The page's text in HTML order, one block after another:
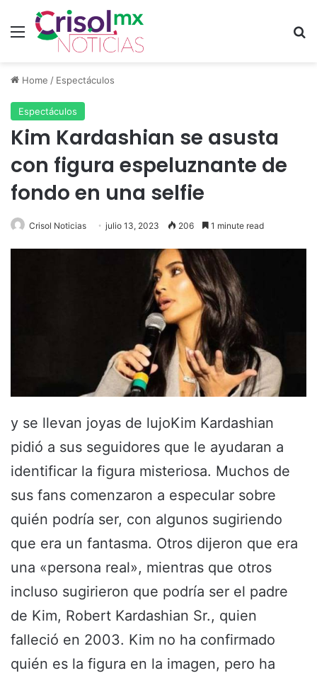
Menu
Home / Espectáculos
Espectáculos
Kim Kardashian se asusta
con figura espeluznante de
fondo en una selfie
Crisol Noticias julio 13, 2023 206 1 minute read
y se llevan joyas de lujoKim Kardashian
pidió a sus seguidores que le ayudaran a
identificar la figura misteriosa. Muchos de
sus fans comenzaron a especular sobre
quién podría ser, con algunos sugiriendo
que era un fantasma. Otros dijeron que era
una «persona real», mientras que otros
incluso sugirieron que podría ser el padre
de Kim, Robert Kardashian Sr., quien
falleció en 2003. Kim no ha confirmado
quién es la figura en la imagen, pero ha